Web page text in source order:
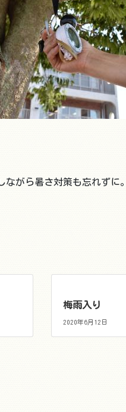
がら暑さ対策も忘れずに。
梅雨入り
2020年6月12日